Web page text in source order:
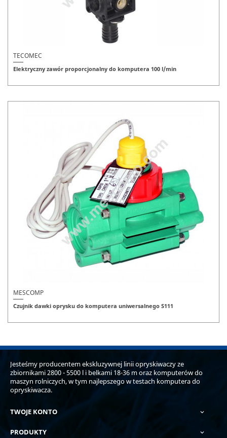
TECOMEC
Elektryczny zawór proporcjonalny do komputera 100 l/min
MESCOMP
Czujnik dawki oprysku do komputera uniwersalnego S111
Jesteśmy producentem ekskluzywnej linii opryskiwaczy ze
zbiornikami 2800 - 5500 l i belkami 18-36 m oraz komputerów do
maszyn rolniczych, w tym najlepszego w testach komputera do
opryskiwacza.
TWOJE KONTO 
PRODUKTY 